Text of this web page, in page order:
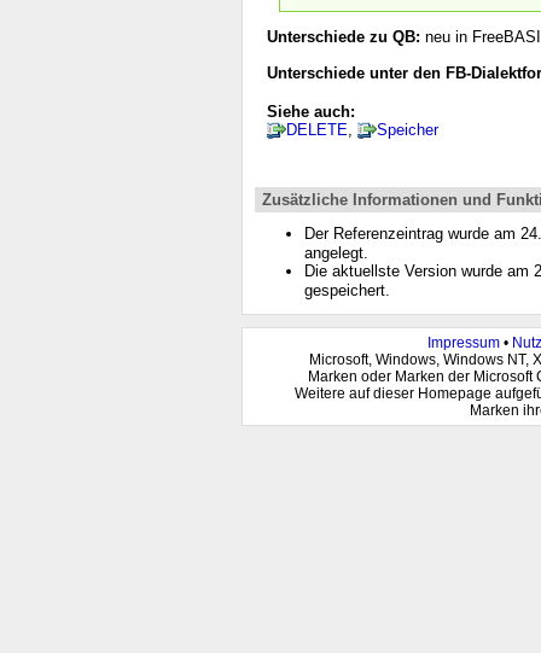
Unterschiede zu QB: neu in
Unterschiede unter den FB-
Siehe auch:
DELETE
Speicher
Zusätzliche Informationen und
Der Referenzeintrag wurde am
angelegt.
Die aktuellste Version wurde am
gespeichert.
Impressum•
Microsoft, Windows, Windows NT,
Marken oder Marken der
Weitere auf dieser Homepage
Marken